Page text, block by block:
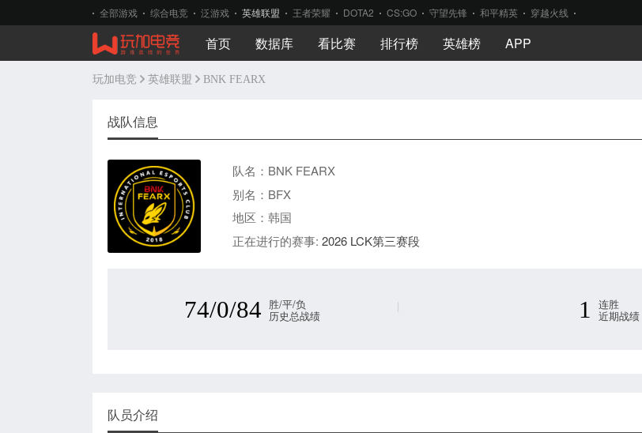
全部游戏 综合电竞 泛游戏 英雄联盟 王者荣耀 DOTA2 CS:GO 守望先锋 和平精英 穿越火线
首页 数据库 看比赛 排行榜 英雄榜 APP
玩加电竞 英雄联盟 BNK FEARX
战队信息
队名：BNK FEARX
别名：BFX
地区：韩国
正在进行的赛事: 2026 LCK第三赛段
|
74/0/84 胜/平/负
历史总战绩 1 连胜
近期战绩
队员介绍